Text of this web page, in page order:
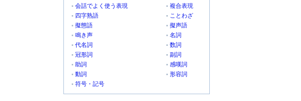
会話でよく使う表現
複合表現
四字熟語
ことわざ
擬態語
擬声語
鳴き声
名詞
代名詞
数詞
冠形詞
副詞
助詞
感嘆詞
動詞
形容詞
符号・記号